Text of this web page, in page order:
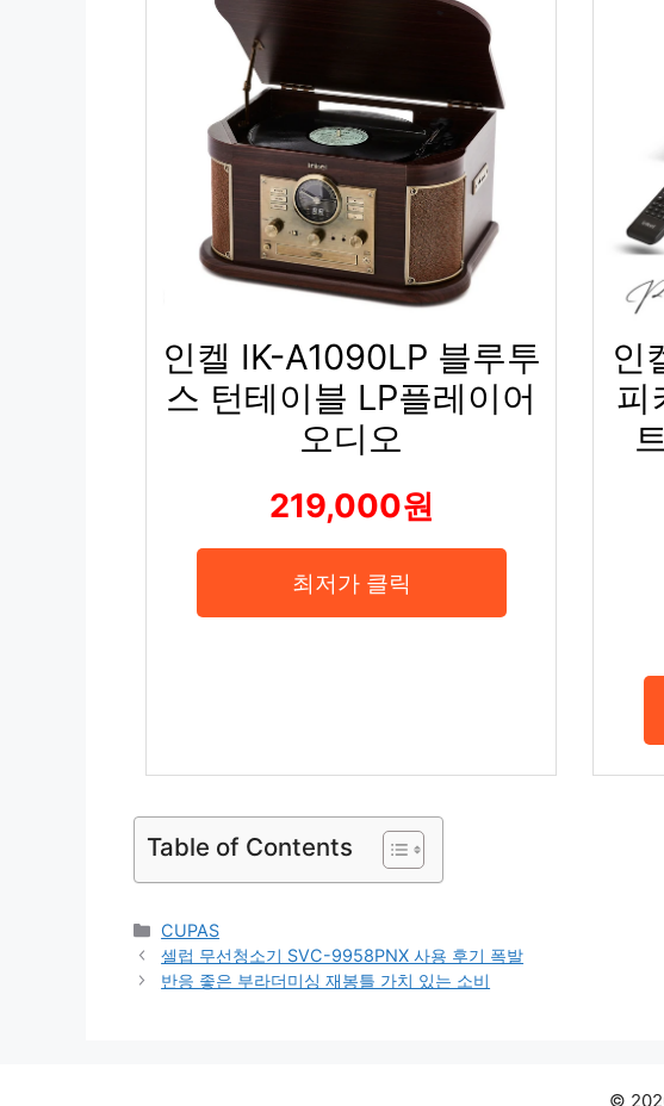
인켈 IK-A1090LP 블루투
스 턴테이블 LP플레이어
오디오
219,000원
최저가 클릭
인
피
Table of Contents
Categories
CUPAS
셀럽 무선청소기 SVC-9958PNX 사용 후기 폭발
반응 좋은 부라더미싱 재봉틀 가치 있는 소비
©